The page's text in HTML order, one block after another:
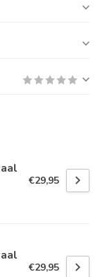
€29,95
€29,95